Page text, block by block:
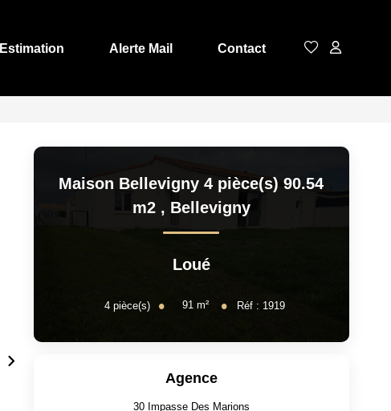
Estimation Alerte Mail Contact
Maison Bellevigny 4 pièce(s) 90.54
m2 , Bellevigny
Loué
4 pièce(s) 91 m² Réf : 1919
Agence
30 Impasse Des Marions